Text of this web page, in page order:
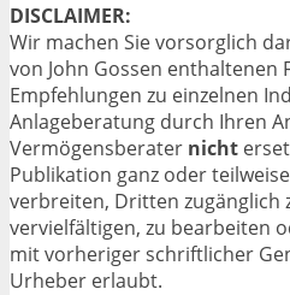
DISCLAIMER:
Wir machen Sie vorsorglich
von John Gossen enthaltenen
Empfehlungen zu einzelnen
Anlageberatung durch Ihren
Vermögensberater nicht
Publikation ganz oder
verbreiten, Dritten zugänglich
vervielfältigen, zu bearbeiten
mit vorheriger schriftlicher
Urheber erlaubt.